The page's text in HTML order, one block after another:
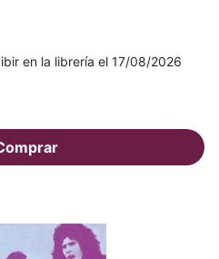
en la librería el 17/08/2026